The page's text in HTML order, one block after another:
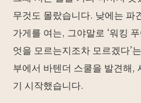
무것도 몰랐습니다. 낮에는 파
가게를 여는, 그야말로 ‘워킹
엇을 모르는지조차 모르겠다’
부에서 바텐더 스쿨을 발견해,
기 시작했습니다.